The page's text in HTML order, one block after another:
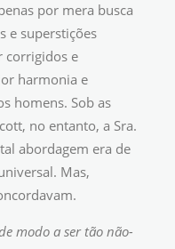
por mera busca
e superstições
corrigidos e
harmonia e
homens. Sob as
no entanto, a Sra.
abordagem era de
Mas,
modo a ser tão não-